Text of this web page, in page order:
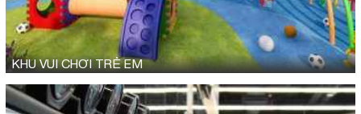
KHU VUI CHƠI TRẺ EM